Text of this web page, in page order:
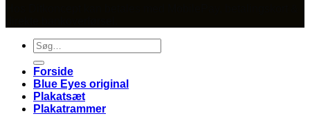
Søg
efter:
Forside
Blue Eyes original
Plakatsæt
Plakatrammer